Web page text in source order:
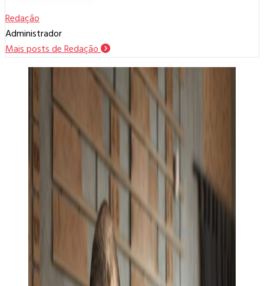
Redação
Administrador
Mais posts de Redação